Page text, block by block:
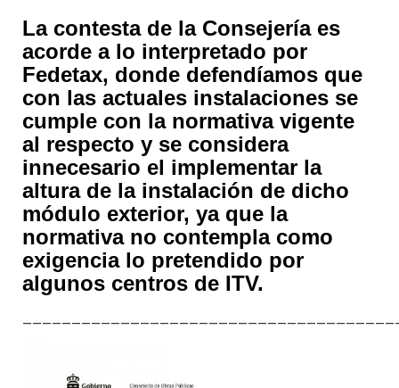
La contesta de la Consejería es
acorde a lo interpretado por
Fedetax, donde defendíamos que
con las actuales instalaciones se
cumple con la normativa vigente
al respecto y se considera
innecesario el implementar la
altura de la instalación de dicho
módulo exterior, ya que la
normativa no contempla como
exigencia lo pretendido por
algunos centros de ITV.